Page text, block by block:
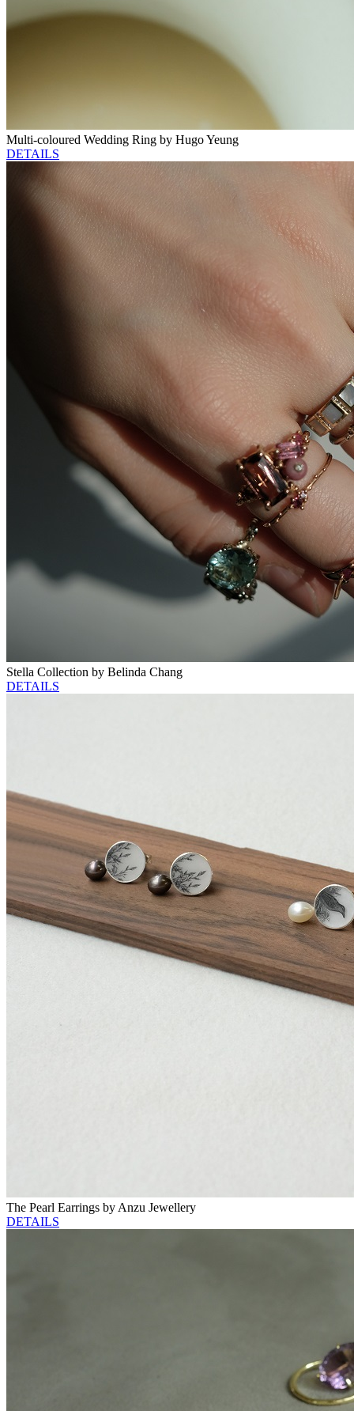
Multi-coloured Wedding Ring by Hugo Yeung
DETAILS
Stella Collection by Belinda Chang
DETAILS
The Pearl Earrings by Anzu Jewellery
DETAILS